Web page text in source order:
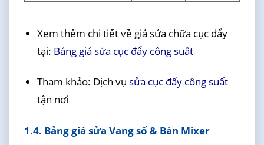
Xem thêm chi tiết về giá sửa chữa cục đẩy
tại: Bảng giá sửa cục đẩy công suất
Tham khảo: Dịch vụ sửa cục đẩy công suất
tận nơi
1.4. Bảng giá sửa Vang số & Bàn Mixer